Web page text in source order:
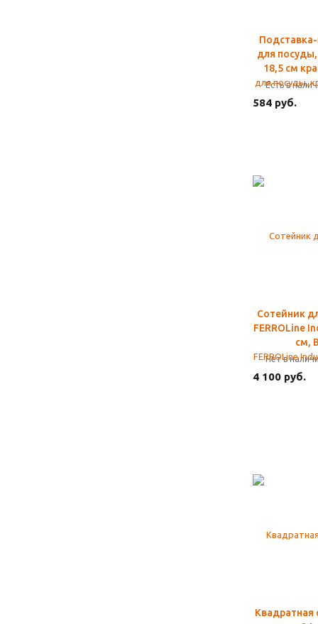
для посуды,
18,5 см
Есть в
584 руб.
Сотейник
FERROLine
см,
Нет в
4 100 руб.
Квадратная